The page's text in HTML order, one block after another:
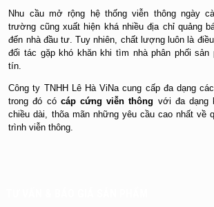
Nhu cầu mở rộng hệ thống viễn thông ngày
trường cũng xuất hiện khá nhiều địa chỉ quảng
đến nhà đầu tư. Tuy nhiên, chất lượng luôn là
đối tác gặp khó khăn khi tìm nhà phân phối sản
tín.
Công ty TNHH Lê Hà ViNa cung cấp đa dạng
trong đó có cáp cứng viễn thông với đa dạng
chiều dài, thõa mãn những yêu cầu cao nhất về
trình viễn thông.